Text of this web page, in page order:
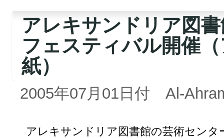
アレキサンドリア図
フェスティバル開催
紙）
2005年07月01日付 Al-
アレキサンドリア図書館の芸術センタ